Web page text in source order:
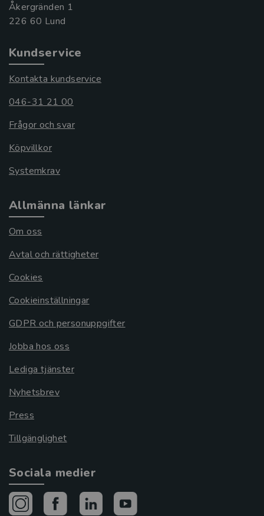
Åkergränden 1
Kundservice
Kontakta kundservice
046-31 21 00
Frågor och svar
Köpvillkor
Systemkrav
Allmänna länkar
Om oss
Avtal och rättigheter
Cookies
Cookieinställningar
GDPR och personuppgifter
Jobba hos oss
Lediga tjänster
Nyhetsbrev
Press
Tillgänglighet
Sociala medier